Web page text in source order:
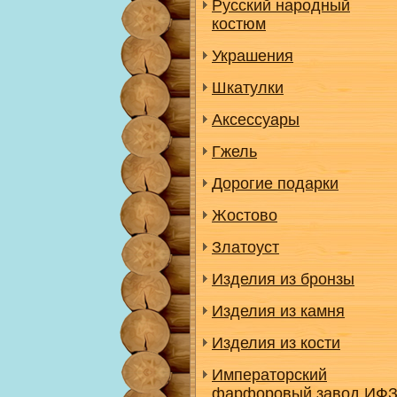
Русский народный
костюм
Украшения
Шкатулки
Аксессуары
Гжель
Дорогие подарки
Жостово
Златоуст
Изделия из бронзы
Изделия из камня
Изделия из кости
Императорский
фарфоровый завод ИФЗ